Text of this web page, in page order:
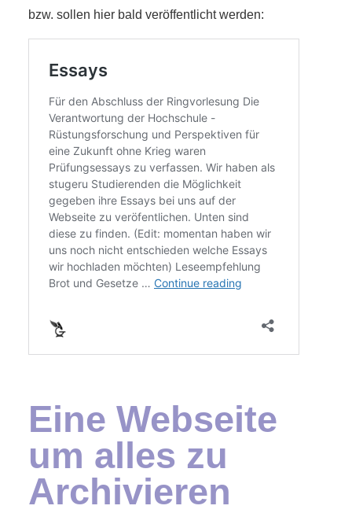
bzw. sollen hier bald veröffentlicht werden:
Eine Webseite
um alles zu
Archivieren